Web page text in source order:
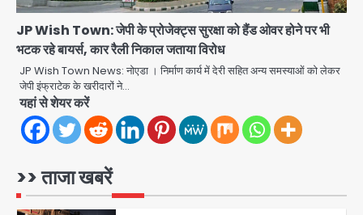
JP Wish Town: जेपी के प्रोजेक्ट्स सुरक्षा को हैंड ओवर होने पर भी
भटक रहे बायर्स, कार रैली निकाल जताया विरोध
JP Wish Town News: नोएडा । निर्माण कार्य में देरी सहित अन्य समस्याओं को लेकर
जेपी इंफ्राटेक के खरीदारों ने…
यहां से शेयर करें
>> ताजा खबरें
4 jai hind janab
5
Kerala YouTuber: केरलम में विवादित
बयान देने वाला यूट्यूबर टीजी मोहनदास
गिरफ्तार, डिजिटल डिवाइस जब्त; जंतर-मंतर
jai hind janab
1
JP Greens Cosmos Society: